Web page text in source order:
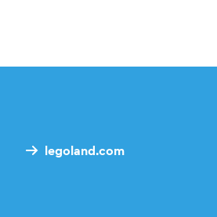
legoland.com